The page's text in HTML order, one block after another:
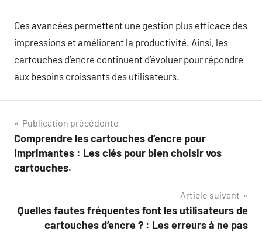
Ces avancées permettent une gestion plus efficace des
impressions et améliorent la productivité. Ainsi, les
cartouches d’encre continuent d’évoluer pour répondre
aux besoins croissants des utilisateurs.
Navigation
de
l’article
Publication précédente
Comprendre les cartouches d’encre pour
imprimantes : Les clés pour bien choisir vos
cartouches.
Article suivant
Quelles fautes fréquentes font les utilisateurs de
cartouches d’encre ? : Les erreurs à ne pas